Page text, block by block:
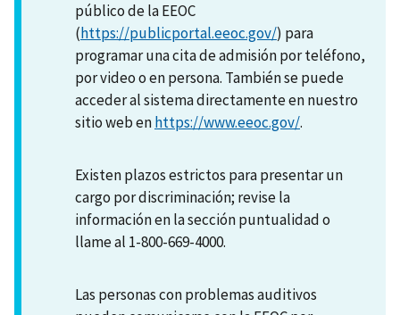
público de la EEOC
(https://publicportal.eeoc.gov/) para
programar una cita de admisión por teléfono,
por video o en persona. También se puede
acceder al sistema directamente en nuestro
sitio web enhttps://www.eeoc.gov/.
Existen plazos estrictos para presentar un
cargo por discriminación; revise la
información en la sección puntualidad o
llame al 1-800-669-4000.
Las personas con problemas auditivos